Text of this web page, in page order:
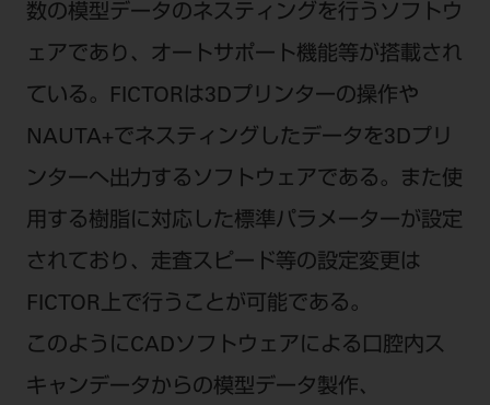
数の模型データのネスティングを行うソフトウ
ェアであり、オートサポート機能等が搭載され
ている。FICTORは3Dプリンターの操作や
NAUTA+でネスティングしたデータを3Dプリ
ンターへ出力するソフトウェアである。また使
用する樹脂に対応した標準パラメーターが設定
されており、走査スピード等の設定変更は
FICTOR上で行うことが可能である。
このようにCADソフトウェアによる口腔内ス
キャンデータからの模型データ製作、